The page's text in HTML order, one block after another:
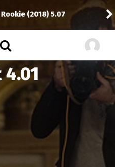
(2018) 5.07